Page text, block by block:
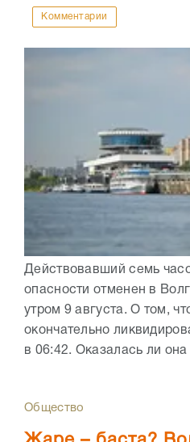
Комментарии
Действовавший семь
опасности отменен в
утром 9 августа. О том,
окончательно
в 06:42. Оказалась ли она
Общество